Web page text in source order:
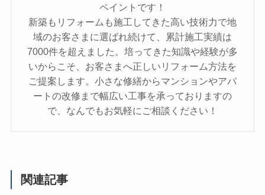
ペイントです！
新築もリフォームも施工してきた高い技術力で地
域のお客さまに選ばれ続けて、累計施工実績は
7000件を超えました。培ってきた知識や経験が多
いからこそ、お客さまへ正しいリフォーム方法を
ご提案します。小さな修繕からマンションやアパ
ートの改修まで幅広い工事を承っておりますの
で、なんでもお気軽にご相談ください！
関連記事